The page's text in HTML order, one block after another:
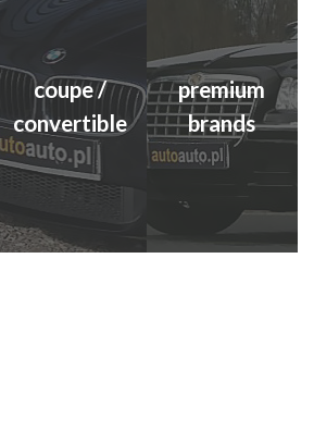
coupe /
convertible
premium
brands